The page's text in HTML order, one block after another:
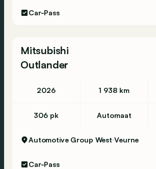
Car-Pass
Mitsubishi
Outlander
2026 1 938 km
306 pk Automaat
Automotive Group West Veurne
Car-Pass